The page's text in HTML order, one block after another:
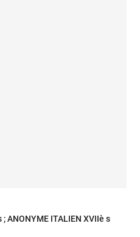
PORTA Giuseppe, copie d'après ; ANONYME ITALIEN XVIIè s